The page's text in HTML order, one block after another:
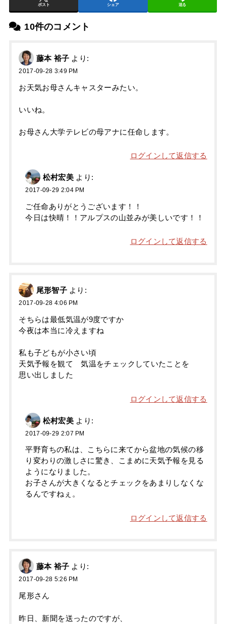
ポスト シェア 送る
10件のコメント
藤本 裕子 より:
2017-09-28 3:49 PM
お天気お母さんキャスターみたい。
いいね。
お母さん大学テレビの母アナに任命します。
ログインして返信する
松村宏美 より:
2017-09-29 2:04 PM
ご任命ありがとうございます！！
今日は快晴！！アルプスの山並みが美しいです！！
ログインして返信する
尾形智子 より:
2017-09-28 4:06 PM
そちらは最低気温が9度ですか
今夜は本当に冷えますね
私も子どもが小さい頃
天気予報を観て 気温をチェックしていたことを
思い出しました
ログインして返信する
松村宏美 より:
2017-09-29 2:07 PM
平野育ちの私は、こちらに来てから盆地の気候の移
り変わりの激しさに驚き、こまめに天気予報を見る
ようになりました。
お子さんが大きくなるとチェックをあまりしなくな
るんですねぇ。
ログインして返信する
藤本 裕子 より:
2017-09-28 5:26 PM
尾形さん
昨日、新聞を送ったのですが、